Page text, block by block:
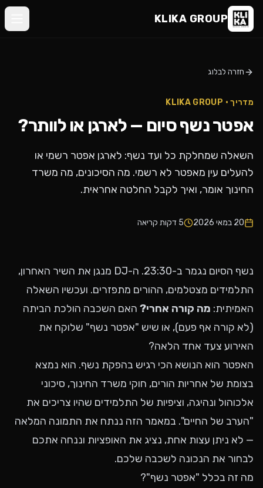
KLIKA GROUP
KLIKA
GROUP
אנחנו
הנשפים
ביקורות
דברו
•
KLIKA
חזרה לבלוג
מדריך · KLIKA GROUP
אפטר נשף סיום — לארגן או לוותר?
השאלה שמחלקת כל ועד נשף: לארגן אפטר רשמי או
להעלים עין מאפטר לא רשמי. מה הסיכונים, מה משרד
החינוך אומר, ואיך לקבל החלטה אחראית.
20 במאי 2026 5 דקות קריאה
נשף הסיום נגמר ב-23:30. ה-DJ מנגן את השיר האחרון,
התלמידים מצטלמים, ההורים מתפזרים. ועכשיו השאלה
האמיתית: מה קורה אחרי? האם השכבה הולכת הביתה
(לא קורה אף פעם), או שיש "אפטר נשף" שלוקח את
האירוע צעד אחד הלאה?
האפטר הוא הנושא הכי רגיש בהפקת נשף. הוא נמצא
בצומת של אחריות הורים, חוקי משרד החינוך, סיכוני
אלכוהול ונהיגה, וציפיות של התלמידים שהיו צריכים את
"הערב של החיים". במאמר הזה ננתח את התמונה המלאה
— לא ניתן עצות אחת, נציג את האופציות וננחה אתכם
לבחור את הנכונה לשכבה שלכם.
מה זה בכלל "אפטר נשף"?